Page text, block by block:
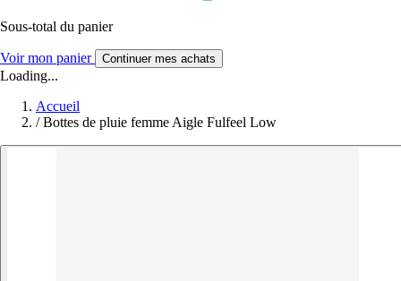
Sous-total du panier
Voir mon panier Continuer mes achats
Loading...
Accueil
/ Bottes de pluie femme Aigle Fulfeel Low